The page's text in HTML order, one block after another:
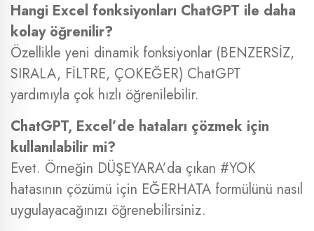
Hangi Excel fonksiyonları ChatGPT ile daha
kolay öğrenilir?
Özellikle yeni dinamik fonksiyonlar (BENZERSİZ,
SIRALA, FİLTRE, ÇOKEĞER) ChatGPT
yardımıyla çok hızlı öğrenilebilir.
ChatGPT, Excel’de hataları çözmek için
kullanılabilir mi?
Evet. Örneğin DÜŞEYARA’da çıkan #YOK
hatasının çözümü için EĞERHATA formülünü nasıl
uygulayacağınızı öğrenebilirsiniz.